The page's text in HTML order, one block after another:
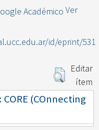
Ver
id/eprint/531
Editar
ítem
(COnnecting